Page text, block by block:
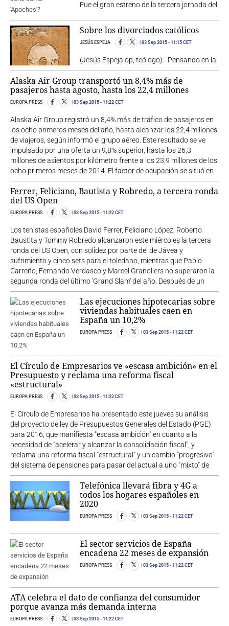
Fue el gran estreno de la tercera jornada del
Sobre los divorciados católicos
JESÚS ESPEJA 03 Sep 2015 - 11:15 CET
(Jesús Espeja op, teólogo).- Pensando en la
Alaska Air Group transportó un 8,4% más de
pasajeros hasta agosto, hasta los 22,4 millones
EUROPA PRESS 03 Sep 2015 - 11:22 CET
Alaska Air Group registró un 8,4% más de tráfico de pasajeros en
los ocho primeros meses del año, hasta alcanzar los 22,4 millones
de viajeros, según informó el grupo aéreo. Este resultado se ve
impulsado por una oferta un 9,8% superior, hasta los 26,3
millones de asientos por kilómetro frente a los 23,9 millones de los
ocho primeros meses de 2014. El factor de ocupación se situó en
Ferrer, Feliciano, Bautista y Robredo, a tercera ronda
del US Open
EUROPA PRESS 03 Sep 2015 - 11:22 CET
Los tenistas españoles David Ferrer, Feliciano López, Roberto
Baustita y Tommy Robredo alcanzaron este miércoles la tercera
ronda del US Open, con solidez por parte del de Jávea y
sufrimiento y cinco sets para el toledano, mientras que Pablo
Carreño, Fernando Verdasco y Marcel Granollers no superaron la
segunda ronda del último 'Grand Slam' del año. Después de un
Las ejecuciones hipotecarias sobre
viviendas habituales caen en
España un 10,2%
EUROPA PRESS 03 Sep 2015 - 11:22 CET
El Círculo de Empresarios ve «escasa ambición» en el
Presupuesto y reclama una reforma fiscal
«estructural»
EUROPA PRESS 03 Sep 2015 - 11:22 CET
El Círculo de Empresarios ha presentado este jueves su análisis
del proyecto de ley de Presupuestos Generales del Estado (PGE)
para 2016, que manifiesta "escasa ambición" en cuanto a la
necesidad de "acelerar y alcanzar la consolidación fiscal", y
reclama una reforma fiscal "estructural" y un cambio "progresivo"
del sistema de pensiones para pasar del actual a uno "mixto" de
Telefónica llevará fibra y 4G a
todos los hogares españoles en
2020
EUROPA PRESS 03 Sep 2015 - 11:22 CET
El sector servicios de España
encadena 22 meses de expansión
EUROPA PRESS 03 Sep 2015 - 11:22 CET
ATA celebra el dato de confianza del consumidor
porque avanza más demanda interna
EUROPA PRESS 03 Sep 2015 - 11:22 CET